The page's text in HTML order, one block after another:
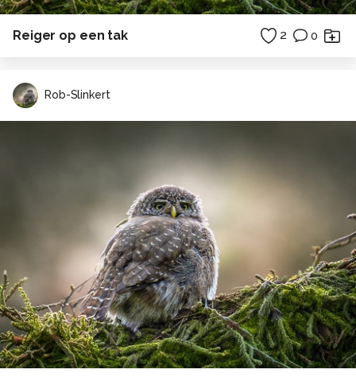
Reiger op een tak 2 0
Rob-Slinkert